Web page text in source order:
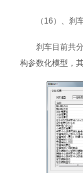
（16）、刹
刹车目前共
构参数化模型，